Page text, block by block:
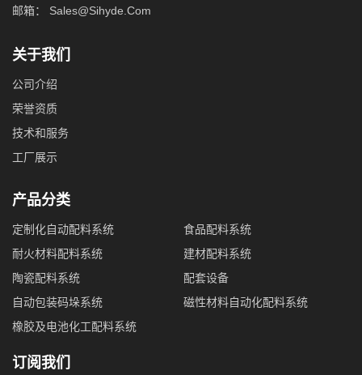
邮箱： Sales@Sihyde.Com
关于我们
公司介绍
荣誉资质
技术和服务
工厂展示
产品分类
定制化自动配料系统
耐火材料配料系统
陶瓷配料系统
自动包装码垛系统
橡胶及电池化工配料系统
食品配料系统
建材配料系统
配套设备
磁性材料自动化配料系统
订阅我们